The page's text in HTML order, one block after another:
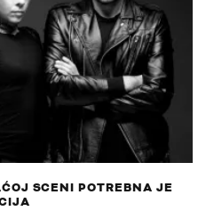
SCENI POTREBNA JE